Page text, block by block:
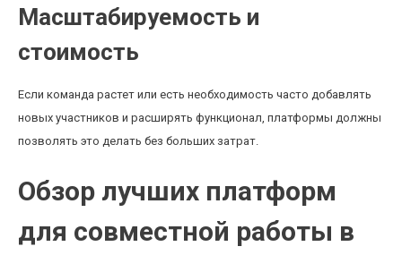
Масштабируемость и
стоимость
Если команда растет или есть необходимость часто добавлять
новых участников и расширять функционал, платформы должны
позволять это делать без больших затрат.
Обзор лучших платформ
для совместной работы в